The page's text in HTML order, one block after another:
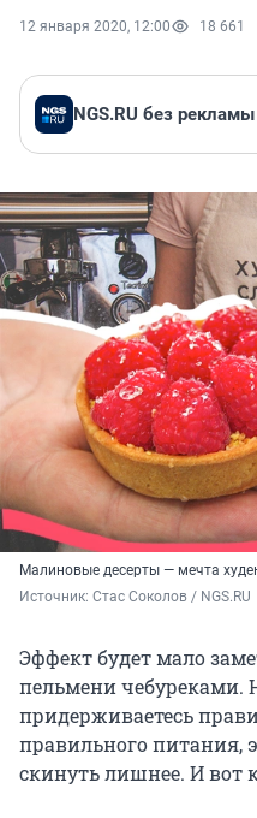
12 января 2020, 12:00 18 661
NGS.RU без рекламы
Малиновые десерты — мечта
Источник: Стас Соколов / NGS.RU
Эффект будет мало
пельмени чебуреками.
придерживаетесь
правильного питания,
скинуть лишнее. И вот